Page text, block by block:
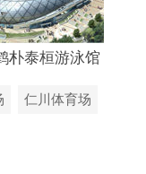
朴泰桓游泳馆
仁川体育场